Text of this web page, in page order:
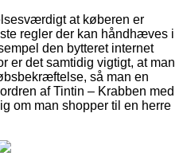
at køberen er
regler der kan håndhæves i
den bytteret internet
er det samtidig vigtigt, at man
så man en
af Tintin – Krabben med
om man shopper til en herre